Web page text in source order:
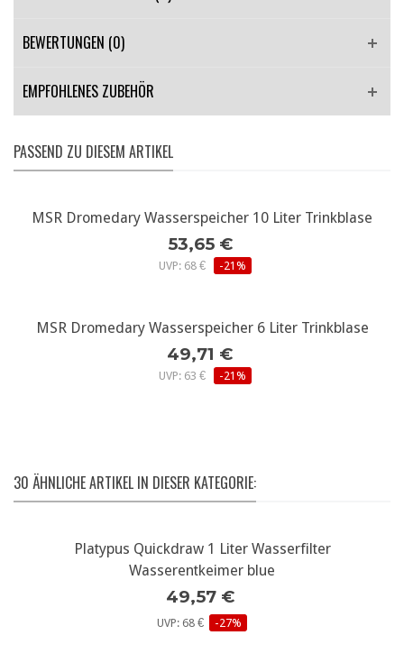
BEWERTUNGEN (0)
EMPFOHLENES ZUBEHÖR
PASSEND ZU DIESEM ARTIKEL
MSR Dromedary Wasserspeicher 10 Liter Trinkblase
53,65 €
UVP: 68 € -21%
MSR Dromedary Wasserspeicher 6 Liter Trinkblase
49,71 €
UVP: 63 € -21%
30 ÄHNLICHE ARTIKEL IN DIESER KATEGORIE:
Platypus Quickdraw 1 Liter Wasserfilter
Wasserentkeimer blue
49,57 €
UVP: 68 € -27%